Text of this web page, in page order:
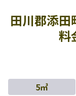
田川郡添
料
5㎥